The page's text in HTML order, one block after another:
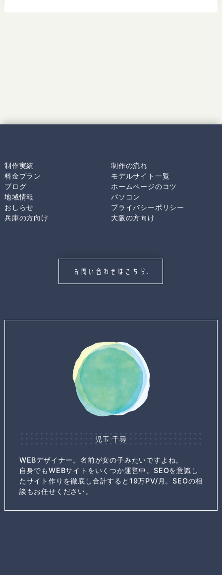
制作実績
制作の流れ
料金プラン
モデルサイト一覧
ブログ
ホームページのコツ
地域情報
パソコン
おしらせ
プライバシーポリシー
兵庫の方向け
大阪の方向け
お問い合わせはこちら.
児玉 千尋
WEBデザイナー。名前が女の子みたいですよね。
自身でもWEBサイトをいくつか運営中。SEOを意識し
たサイト作りを徹底し合計すると19万PV/月。SEOの相
談もお任せください。